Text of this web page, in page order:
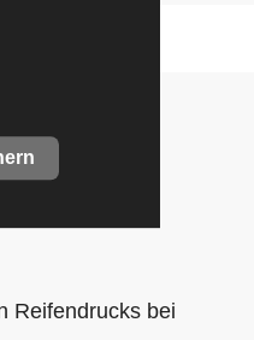
Reifendrucks bei